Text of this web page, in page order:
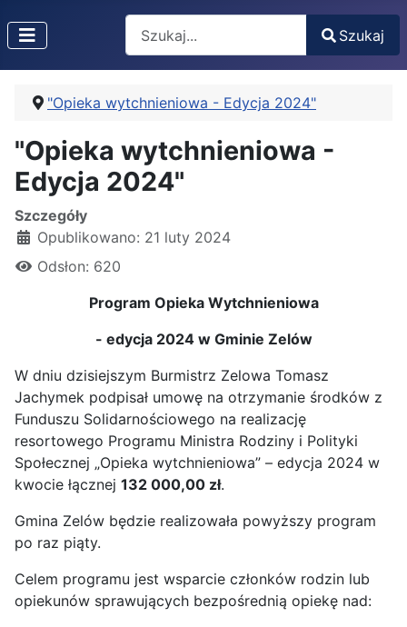
Type 2 or more characters for results.
Szukaj
"Opieka wytchnieniowa - Edycja 2024"
"Opieka wytchnieniowa -
Edycja 2024"
Szczegóły
Opublikowano: 21 luty 2024
Odsłon: 620
Program Opieka Wytchnieniowa
- edycja 2024 w Gminie Zelów
W dniu dzisiejszym Burmistrz Zelowa Tomasz
Jachymek podpisał umowę na otrzymanie środków z
Funduszu Solidarnościowego na realizację
resortowego Programu Ministra Rodziny i Polityki
Społecznej „Opieka wytchnieniowa” – edycja 2024 w
kwocie łącznej 132 000,00 zł.
Gmina Zelów będzie realizowała powyższy program
po raz piąty.
Celem programu jest wsparcie członków rodzin lub
opiekunów sprawujących bezpośrednią opiekę nad: